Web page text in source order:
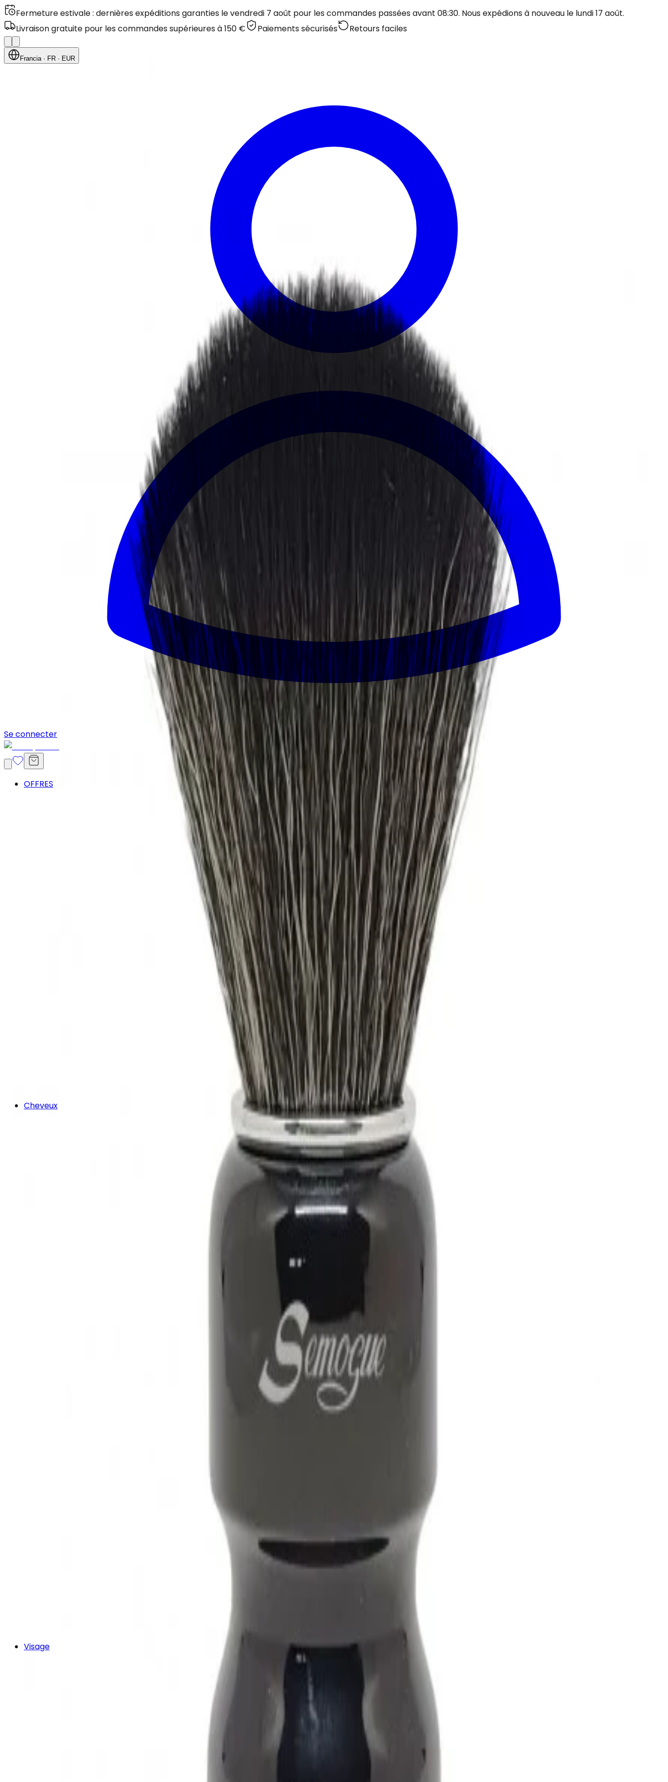
Fermeture estivale : dernières expéditions garanties le vendredi 7 août pour les commandes passées avant 08:30. Nous expédions à nouveau le lundi 17 août.
Livraison gratuite pour les commandes supérieures à 150 €
Paiements sécurisés Retours faciles
Francia· FR · EUR
Se connecter
OFFRES
Cheveux
Visage